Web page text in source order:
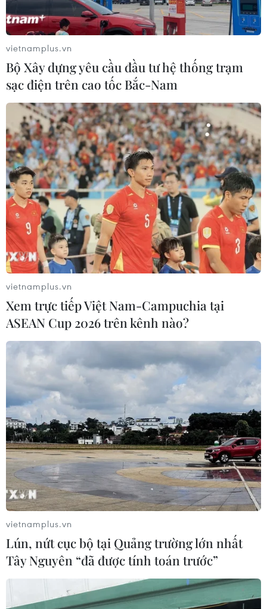
Đội bóng số 1 Đông Nam Á thua
thảm 1-8 trước tuyển Trung Quốc
08/06/2017 01:42
Philippines, đội bóng đang đứng đầu Đông Nam Á
(theo bảng xếp hạng FIFA) đã phải đón nhận thảm bại
1-8 trong trận đấu giao hữu trên đất Trung Quốc.
Tuấn Anh thừa nhận VFF chưa tạo điều
kiện tốt nhất cho tuyển Việt Nam
10/06/2017 06:37
Tiền vệ Nguyễn Tuấn Anh tin rằng đội tuyển Việt Nam
chưa được tạo những điều kiện tốt nhất trước thềm trận
gặp Jordan tại vòng loại Asian Cup 2019 hôm 13/6 tới.
vietnamplus.vn
Bộ Xây dựng yêu cầu đầu tư hệ thống trạm
sạc điện trên cao tốc Bắc-Nam
vietnamplus.vn
Xem trực tiếp Việt Nam-Campuchia tại
ASEAN Cup 2026 trên kênh nào?
vietnamplus.vn
Lún, nứt cục bộ tại Quảng trường lớn nhất
Tây Nguyên “đã được tính toán trước”